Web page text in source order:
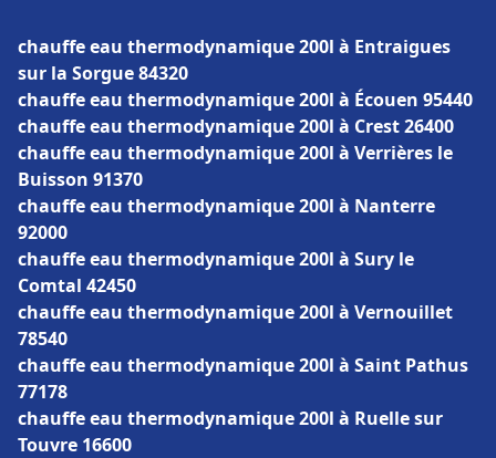
chauffe eau thermodynamique 200l à Entraigues
sur la Sorgue 84320
chauffe eau thermodynamique 200l à Écouen 95440
chauffe eau thermodynamique 200l à Crest 26400
chauffe eau thermodynamique 200l à Verrières le
Buisson 91370
chauffe eau thermodynamique 200l à Nanterre
92000
chauffe eau thermodynamique 200l à Sury le
Comtal 42450
chauffe eau thermodynamique 200l à Vernouillet
78540
chauffe eau thermodynamique 200l à Saint Pathus
77178
chauffe eau thermodynamique 200l à Ruelle sur
Touvre 16600